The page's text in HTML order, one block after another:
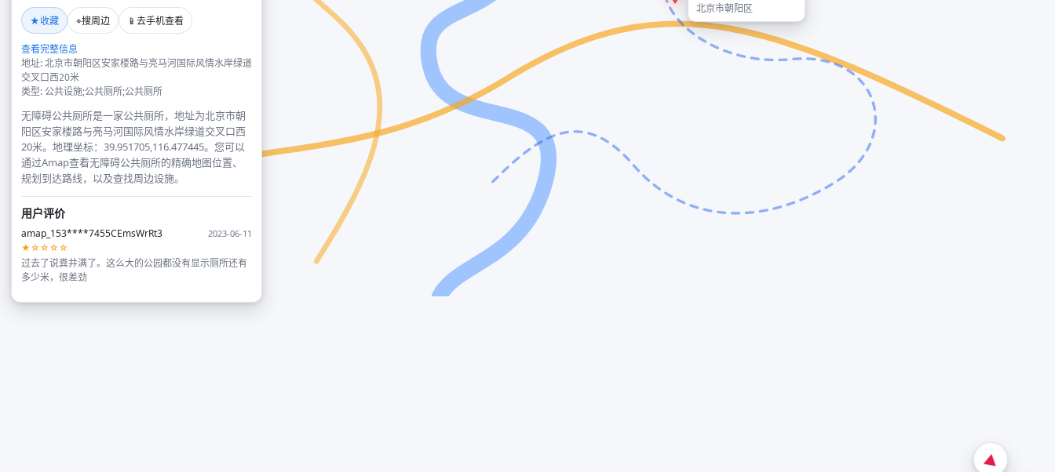
★收藏 ⌖搜周边 📱 去手机查看
查看完整信息
地址: 北京市朝阳区安家楼路与亮马河国际风情水岸绿道
交叉口西20米
类型: 公共设施;公共厕所;公共厕所
无障碍公共厕所是一家公共厕所，地址为北京市朝
阳区安家楼路与亮马河国际风情水岸绿道交叉口西
20米。地理坐标：39.951705,116.477445。您可以
通过Amap查看无障碍公共厕所的精确地图位置、
规划到达路线，以及查找周边设施。
用户评价
amap_153****7455CEmsWrRt3
2023-06-11
★☆☆☆☆
过去了说粪井满了。这么大的公园都没有显示厕所还有
多少米，很差劲
北京市朝阳区